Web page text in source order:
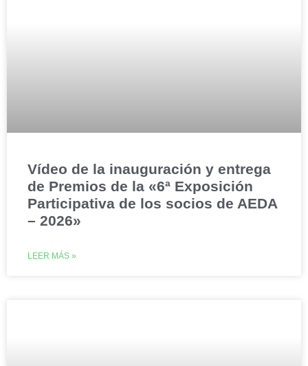
Vídeo de la inauguración y entrega
de Premios de la «6ª Exposición
Participativa de los socios de AEDA
– 2026»
LEER MÁS »